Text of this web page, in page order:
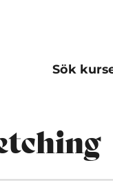
Sök